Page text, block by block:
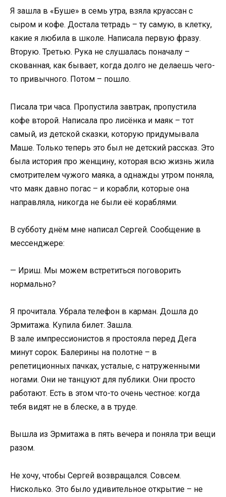
Я зашла в «Буше» в семь утра, взяла круассан с
сыром и кофе. Достала тетрадь – ту самую, в клетку,
какие я любила в школе. Написала первую фразу.
Вторую. Третью. Рука не слушалась поначалу –
скованная, как бывает, когда долго не делаешь чего-
то привычного. Потом – пошло.
Писала три часа. Пропустила завтрак, пропустила
кофе второй. Написала про лисёнка и маяк – тот
самый, из детской сказки, которую придумывала
Маше. Только теперь это был не детский рассказ. Это
была история про женщину, которая всю жизнь жила
смотрителем чужого маяка, а однажды утром поняла,
что маяк давно погас – и корабли, которые она
направляла, никогда не были её кораблями.
В субботу днём мне написал Сергей. Сообщение в
мессенджере:
— Ириш. Мы можем встретиться поговорить
нормально?
Я прочитала. Убрала телефон в карман. Дошла до
Эрмитажа. Купила билет. Зашла.
В зале импрессионистов я простояла перед Дега
минут сорок. Балерины на полотне – в
репетиционных пачках, усталые, с натруженными
ногами. Они не танцуют для публики. Они просто
работают. Есть в этом что-то очень честное: когда
тебя видят не в блеске, а в труде.
Вышла из Эрмитажа в пять вечера и поняла три вещи
разом.
Не хочу, чтобы Сергей возвращался. Совсем.
Нисколько. Это было удивительное открытие – не